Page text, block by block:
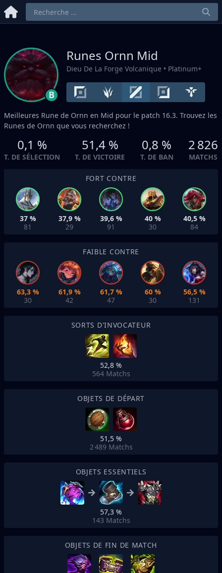
B
Runes Ornn Mid
Dieu De La Forge Volcanique • Platinum+
Meilleures Rune de Ornn en Mid pour le patch 16.3. Trouvez les
Runes de Ornn que vous recherchez !
0,1 %
T. DE SÉLECTION
51,4 %
T. DE VICTOIRE
0,8 %
T. DE BAN
2 826
MATCHS
FORT CONTRE
37 %
81
37,9 %
29
39,6 %
91
40 %
30
40,5 %
84
FAIBLE CONTRE
63,3 %
30
61,9 %
42
61,7 %
47
60 %
30
56,5 %
131
SORTS D'INVOCATEUR
52,8 %
564 Matchs
OBJETS DE DÉPART
51,5 %
2 489 Matchs
OBJETS ESSENTIELS
57,3 %
143 Matchs
OBJETS DE FIN DE MATCH